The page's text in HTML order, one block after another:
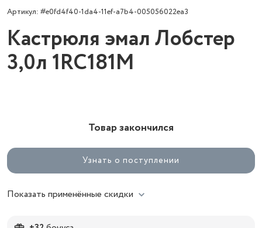
Артикул: #e0fd4f40-1da4-11ef-a7b4-005056022ea3
Кастрюля эмал Лобстер
3,0л 1RC181M
Товар закончился
Узнать о поступлении
Показать применённые скидки